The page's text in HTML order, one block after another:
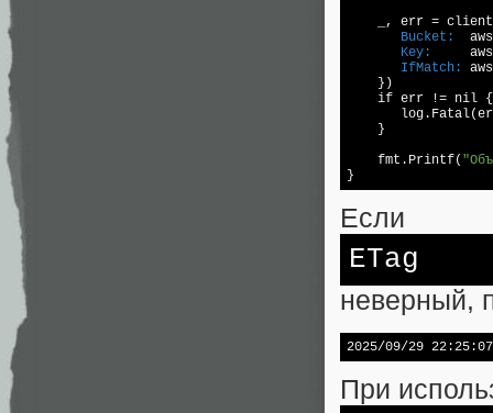
_, err =
       Bucket:
       Key:
       IfMatch:
    })
    if err !=
nil
    }
    fmt.Printf(
}
Если
ETag
неверный,
2025/09/29
При